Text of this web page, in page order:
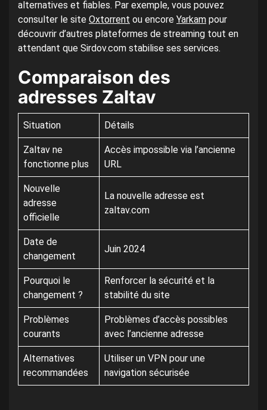
alternatives et fiables. Par exemple, vous pouvez
consulter le site Oxtorrent ou encore Yarkam pour
découvrir d’autres plateformes de streaming tout en
attendant que Sirdov.com stabilise ses services.
Comparaison des
adresses Zaltav
Situation Détails
Zaltav ne
fonctionne plus
Accès impossible via l’ancienne
URL
Nouvelle
adresse
officielle
La nouvelle adresse est
zaltav.com
Date de
changement
Juin 2024
Pourquoi le
changement ?
Renforcer la sécurité et la
stabilité du site
Problèmes
courants
Problèmes d’accès possibles
avec l’ancienne adresse
Alternatives
recommandées
Utiliser un VPN pour une
navigation sécurisée